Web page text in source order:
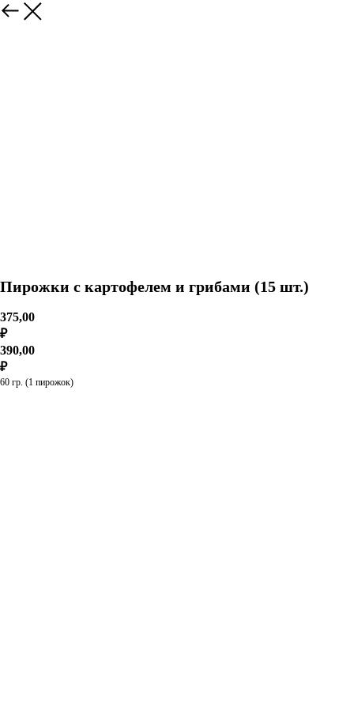
Пирожки с картофелем и грибами (15 шт.)
375,00
₽
390,00
₽
60 гр. (1 пирожок)